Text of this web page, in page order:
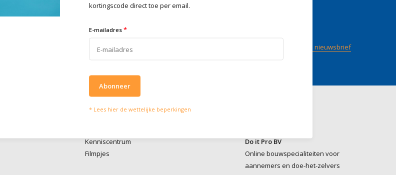
Wat onze klanten zeggen
4 / 5
Wij scoren een
Trustpilot
Meld je aan voor onze nieuwsbrief
Kenniscentrum
Filmpjes
Do it Pro BV
Online bouwspecialiteiten voor
aannemers en doe-het-zelvers
kortingscode direct toe per email.
E-mailadres *
Abonneer
* Lees hier de wettelijke beperkingen